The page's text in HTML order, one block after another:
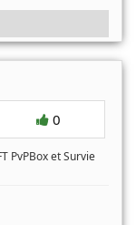
0
PvPBox et Survie